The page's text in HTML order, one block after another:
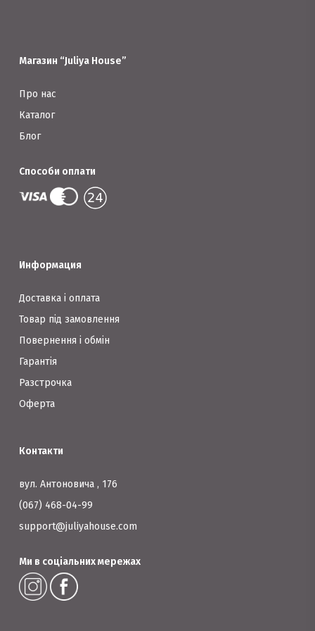
товару
Магазин “Juliya House”
Про нас
Каталог
Блог
Способи оплати
Информация
Доставка і оплата
Товар під замовлення
Повернення і обмін
Гарантія
Разстрочка
Оферта
Контакти
вул. Антоновича , 176
(067) 468-04-99
support@juliyahouse.com
Ми в соціальних мережах